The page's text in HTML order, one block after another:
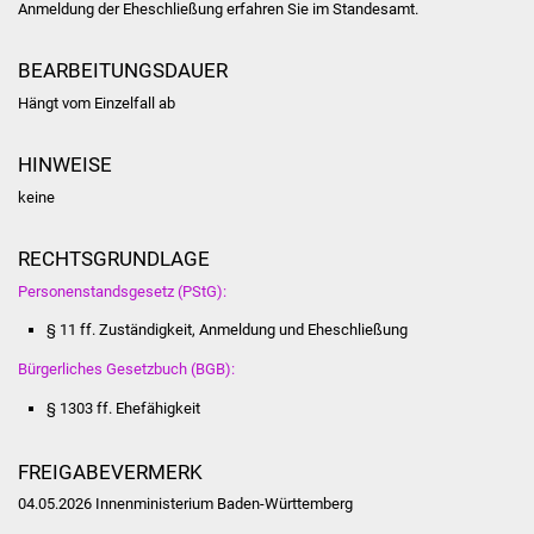
Volkshochschule
Anmeldung der Eheschließung erfahren Sie im Standesamt.
BEARBEITUNGSDAUER
Hängt vom Einzelfall ab
HINWEISE
keine
RECHTSGRUNDLAGE
Personenstandsgesetz (PStG):
§ 11 ff. Zuständigkeit, Anmeldung und Eheschließung
Bürgerliches Gesetzbuch (BGB):
§ 1303 ff. Ehefähigkeit
FREIGABEVERMERK
04.05.2026 Innenministerium Baden-Württemberg